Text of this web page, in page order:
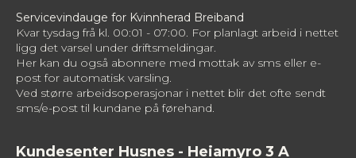
Servicevindauge for Kvinnherad Breiband
Kvar tysdag frå kl. 00:01 - 07:00. For planlagt arbeid i nettet
ligg det varsel under driftsmeldingar.
Her kan du også abonnere med mottak av sms eller e-
post for automatisk varsling.
Ved større arbeidsoperasjonar i nettet blir det ofte sendt
sms/e-post til kundane på førehand.
Kundesenter Husnes - Heiamyro 3 A